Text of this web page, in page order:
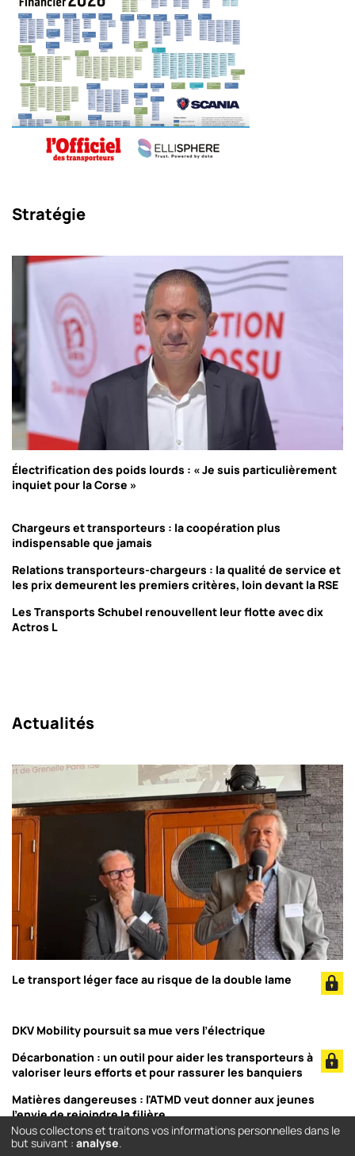
Stratégie
Électrification des poids lourds : « Je suis particulièrement
inquiet pour la Corse »
Chargeurs et transporteurs : la coopération plus
indispensable que jamais
Relations transporteurs-chargeurs : la qualité de service et
les prix demeurent les premiers critères, loin devant la RSE
Les Transports Schubel renouvellent leur flotte avec dix
Actros L
Actualités
Le transport léger face au risque de la double lame
DKV Mobility poursuit sa mue vers l’électrique
Décarbonation : un outil pour aider les transporteurs à
valoriser leurs efforts et pour rassurer les banquiers
Matières dangereuses : l'ATMD veut donner aux jeunes
l'envie de rejoindre la filière
Nous collectons et traitons vos informations personnelles dans le
but suivant : analyse.